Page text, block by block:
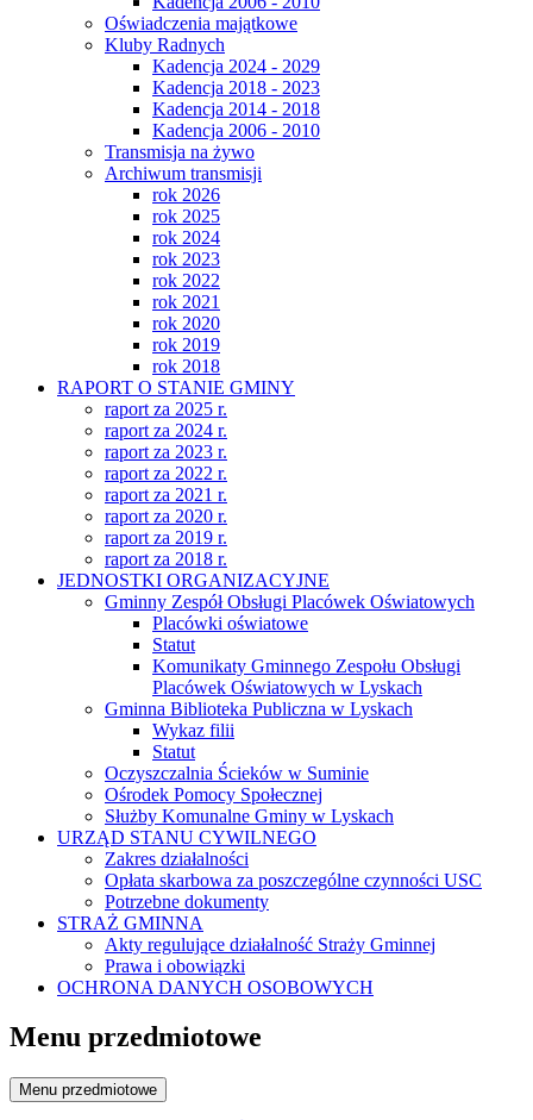
Oświadczenia majątkowe
Kluby Radnych
Kadencja 2024 - 2029
Kadencja 2018 - 2023
Kadencja 2014 - 2018
Kadencja 2006 - 2010
Transmisja na żywo
Archiwum transmisji
rok 2026
rok 2025
rok 2024
rok 2023
rok 2022
rok 2021
rok 2020
rok 2019
rok 2018
RAPORT O STANIE GMINY
raport za 2025 r.
raport za 2024 r.
raport za 2023 r.
raport za 2022 r.
raport za 2021 r.
raport za 2020 r.
raport za 2019 r.
raport za 2018 r.
JEDNOSTKI ORGANIZACYJNE
Gminny Zespół Obsługi Placówek Oświatowych
Placówki oświatowe
Statut
Komunikaty Gminnego Zespołu Obsługi
Placówek Oświatowych w Lyskach
Gminna Biblioteka Publiczna w Lyskach
Wykaz filii
Statut
Oczyszczalnia Ścieków w Suminie
Ośrodek Pomocy Społecznej
Służby Komunalne Gminy w Lyskach
URZĄD STANU CYWILNEGO
Zakres działalności
Opłata skarbowa za poszczególne czynności USC
Potrzebne dokumenty
STRAŻ GMINNA
Akty regulujące działalność Straży Gminnej
Prawa i obowiązki
OCHRONA DANYCH OSOBOWYCH
Menu przedmiotowe
Menu przedmiotowe